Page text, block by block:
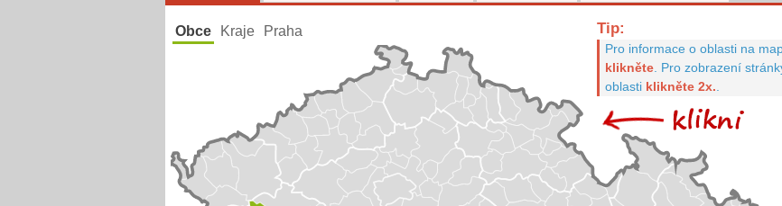
Obce Kraje Praha Tip:
Pro informace o oblasti na
klikněte. Pro zobrazení
oblasti klikněte 2x.